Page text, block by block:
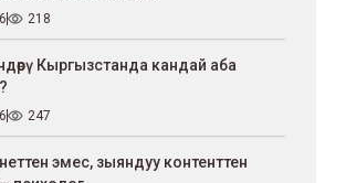
218
Кыргызстанда кандай аба
247
эмес, зыяндуу контенттен